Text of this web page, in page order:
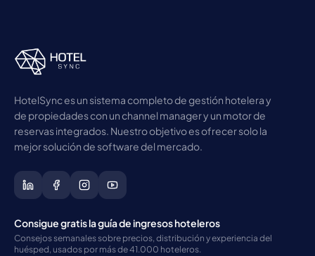
HotelSync es un sistema completo de gestión hotelera y
de propiedades con un channel manager y un motor de
reservas integrados. Nuestro objetivo es ofrecer solo la
mejor solución de software del mercado.
Consigue gratis la guía de ingresos hoteleros
Consejos semanales sobre precios, distribución y experiencia del
huésped, usados por más de 41.000 hoteleros.